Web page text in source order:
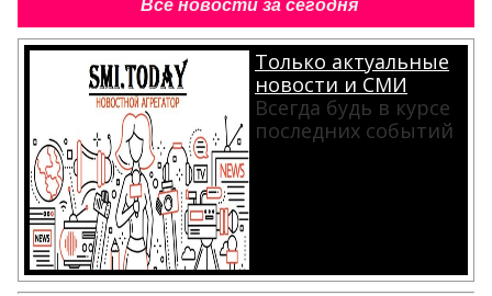
Все новости за сегодня
Только актуальные
новости и СМИ
Всегда будь в курсе
последних событий